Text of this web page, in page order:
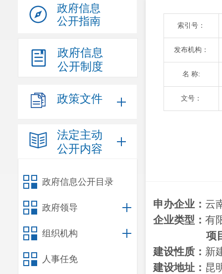
政府信息
公开指南
政府信息
公开制度
政策文件
法定主动
公开内容
政府信息公开目录
政府领导
组织机构
人事任免
索引号：
发布机构：
名 称:
文号：
申办企业： 云
企业类型： 有
项
建设性质： 新
建设地址： 昆